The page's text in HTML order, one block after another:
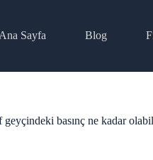
Sayfa Blog
geyçindeki basınç ne kadar